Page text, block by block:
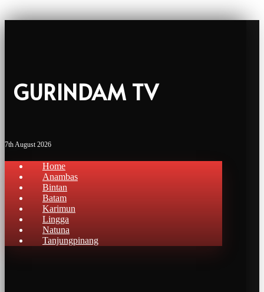
GURINDAM TV
7th August 2026
Home
Anambas
Bintan
Batam
Karimun
Lingga
Natuna
Tanjungpinang